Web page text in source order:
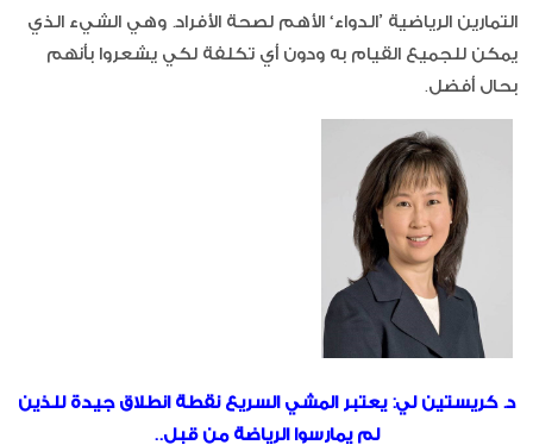
التمارين الرياضية ’الدواء‘ الأهم لصحة الأفراد. وهي الشيء الذي
يمكن للجميع القيام به ودون أي تكلفة لكي يشعروا بأنهم
بحال أفضل.
د. كريستين لي: يعتبر المشي السريع نقطة انطلاق جيدة للذين
لم يمارسوا الرياضة من قبل..